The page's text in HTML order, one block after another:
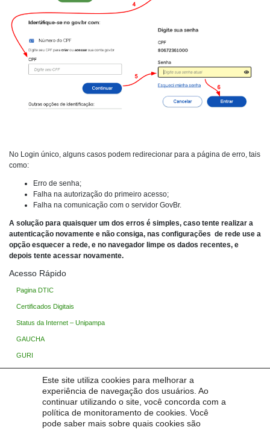
Este site utiliza cookies para melhorar a
experiência de navegação dos usuários. Ao
continuar utilizando o site, você concorda com a
política de monitoramento de cookies. Você
pode saber mais sobre quais cookies são
No Login único, alguns casos podem redirecionar para a página de erro, tais
como:
Erro de senha;
Falha na autorização do primeiro acesso;
Falha na comunicação com o servidor GovBr.
A solução para quaisquer um dos erros é simples, caso tente realizar a
autenticação novamente e não consiga, nas configurações de rede use a
opção esquecer a rede, e no navegador limpe os dados recentes, e
depois tente acessar novamente.
Acesso Rápido
Pagina DTIC
Certificados Digitais
Status da Internet – Unipampa
GAUCHA
GURI
Processo Seletivo
Base de Conhecimento
TIC Wiki (Restrito)